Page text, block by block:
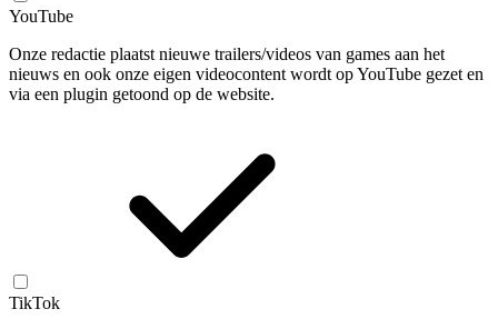
YouTube
Onze redactie plaatst nieuwe trailers/videos van games aan het
nieuws en ook onze eigen videocontent wordt op YouTube gezet en
via een plugin getoond op de website.
TikTok